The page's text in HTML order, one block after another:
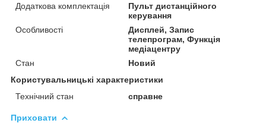
Додаткова комплектація
Пульт дистанційного
керування
Особливості
Дисплей, Запис
телепрограм, Функція
медіацентру
Стан
Новий
Користувальницькі характеристики
Технічний стан
справне
Приховати